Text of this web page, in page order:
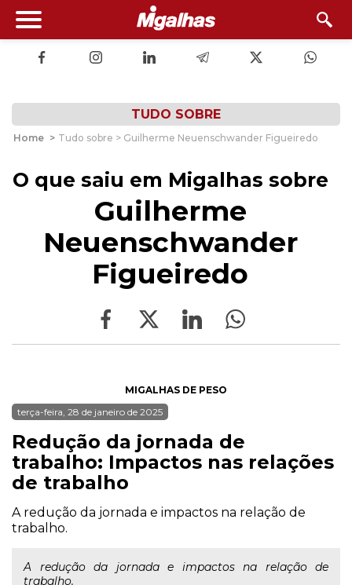
TUDO SOBRE
Home > Tudo sobre > Guilherme Neuenschwander Figueiredo
O que saiu em Migalhas sobre
Guilherme
Neuenschwander
Figueiredo
MIGALHAS DE PESO
terça-feira, 28 de janeiro de 2025
Redução da jornada de
trabalho: Impactos nas relações
de trabalho
A redução da jornada e impactos na relação de
trabalho.
A redução da jornada e impactos na relação de
trabalho.